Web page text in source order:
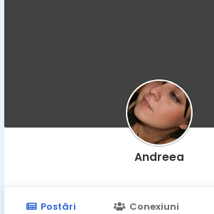
Andreea
Postări Conexiuni